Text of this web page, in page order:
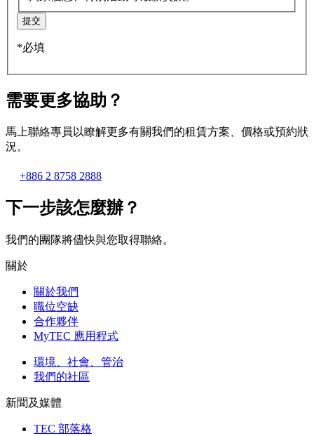
提交
*必填
需要更多協助？
馬上聯絡專員以瞭解更多有關我們的租賃方案、價格或預約狀
況。
+886 2 8758 2888
下一步該怎麼辦？
我們的團隊將儘快與您取得聯絡。
關於
關於我們
職位空缺
合作夥伴
MyTEC 應用程式
環境、社會、管治
我們的社區
新聞及媒體
TEC 部落格